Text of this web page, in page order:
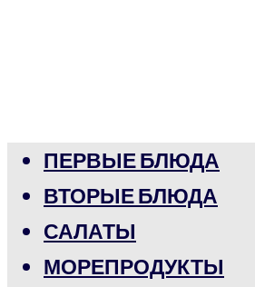
ПЕРВЫЕ БЛЮДА
ВТОРЫЕ БЛЮДА
САЛАТЫ
МОРЕПРОДУКТЫ